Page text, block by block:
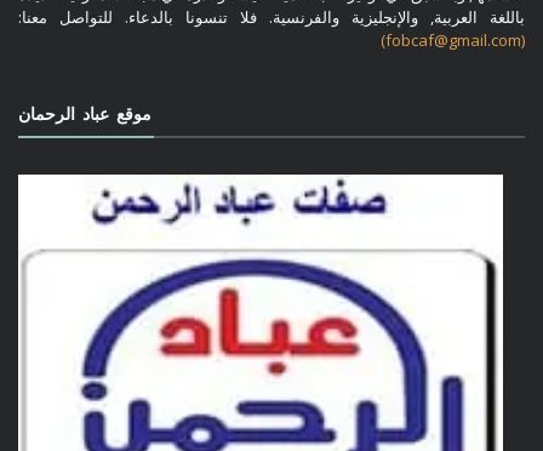
باللغة العربية, والإنجليزية والفرنسية. فلا تنسونا بالدعاء. للتواصل معنا:
(fobcaf@gmail.com)
موقع عباد الرحمان